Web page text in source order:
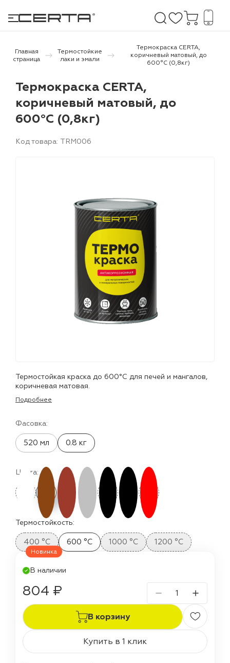
и дачи
бетону,
Главная
страница
Термостойкие
лаки и эмали
Термокраска CERTA,
коричневый матовый, до
600°С (0,8кг)
Термокраска CERTA,
коричневый матовый, до
600°С (0,8кг)
Код товара: TRM006
Термостойкая краска до 600°С для печей и мангалов,
коричневая матовая.
Подробнее
Фасовка:
520 мл 0.8 кг
Цвета:
Термостойкость:
400 °C 600 °C 1000 °C 1200 °C
Новинка
В наличии
804 ₽
В корзину
Купить в 1 клик